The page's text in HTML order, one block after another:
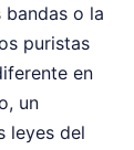
o la
puristas
en
un
leyes del